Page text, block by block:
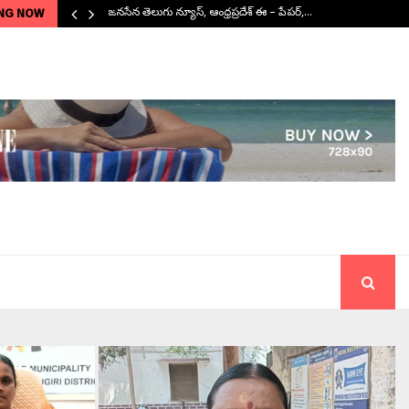
NOW జనసేన తెలుగు న్యూస్, ఆంధ్రప్రదేశ్ ఈ – పేపర్,…